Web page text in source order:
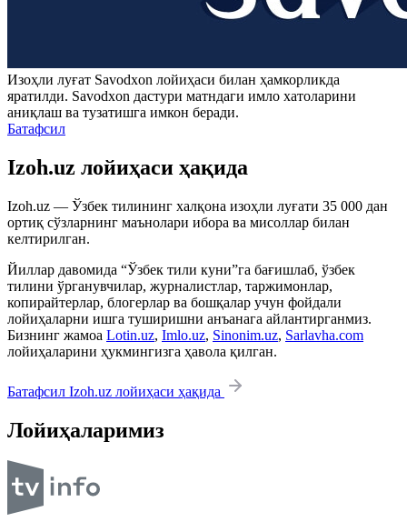
Изоҳли луғат Savodxon лойиҳаси билан ҳамкорликда
яратилди. Savodxon дастури матндаги имло хатоларини
аниқлаш ва тузатишга имкон беради.
Батафсил
Izoh.uz лойиҳаси ҳақида
Izoh.uz — Ўзбек тилининг халқона изоҳли луғати 35 000 дан
ортиқ сўзларнинг маънолари ибора ва мисоллар билан
келтирилган.
Йиллар давомида “Ўзбек тили куни”га бағишлаб, ўзбек
тилини ўрганувчилар, журналистлар, таржимонлар,
копирайтерлар, блогерлар ва бошқалар учун фойдали
лойиҳаларни ишга туширишни анъанага айлантирганмиз.
Бизнинг жамоа Lotin.uz, Imlo.uz, Sinonim.uz, Sarlavha.com
лойиҳаларини ҳукмингизга ҳавола қилган.
Батафсил Izoh.uz лойиҳаси ҳақида
Лойиҳаларимиз